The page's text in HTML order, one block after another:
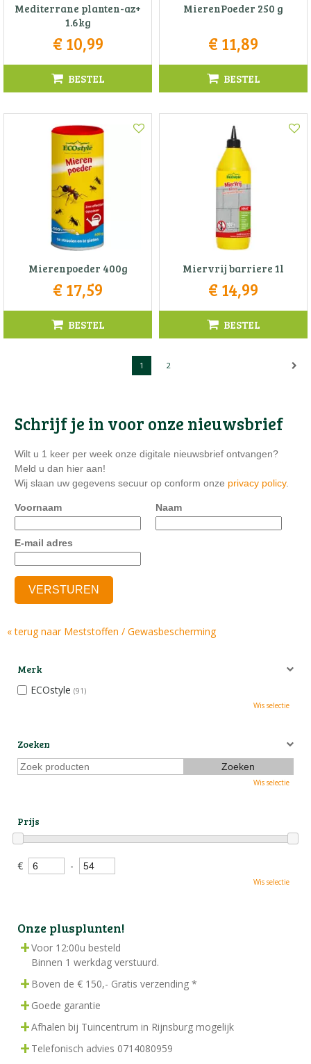
Mediterrane planten-az+
1.6kg
€ 10,99
BESTEL
MierenPoeder 250 g
€ 11,89
BESTEL
Mierenpoeder 400g
€ 17,59
BESTEL
Miervrij barriere 1l
€ 14,99
BESTEL
1 2
Schrijf je in voor onze nieuwsbrief
Wilt u 1 keer per week onze digitale nieuwsbrief ontvangen?
Meld u dan hier aan!
Wij slaan uw gegevens secuur op conform onze privacy policy.
Voornaam Naam
E-mail adres
« terug naar Meststoffen / Gewasbescherming
Merk
ECOstyle (91)
Wis selectie
Zoeken
Wis selectie
Prijs
€ -
Wis selectie
Onze plusplunten!
Voor 12:00u besteld
Binnen 1 werkdag verstuurd.
Boven de € 150,- Gratis verzending *
Goede garantie
Afhalen bij Tuincentrum in Rijnsburg mogelijk
Telefonisch advies 0714080959